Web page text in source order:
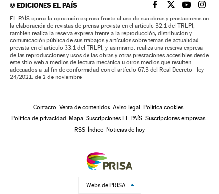
©EDICIONES EL PAÍS EL PAÍS BRASIL EN
EL PAÍSEL PAÍS
EL
EL PAÍS ejerce la oposición expresa frente al uso de sus obras y prestaciones en
la elaboración de revistas de prensa prevista en el artículo 32.1 del TRLPI;
también realiza la reserva expresa frente a la reproducción, distribución y
comunicación pública de sus trabajos y artículos sobre temas de actualidad
prevista en el artículo 33.1 del TRLPI; y, asimismo, realiza una reserva expresa
de las reproducciones y usos de las obras y otras prestaciones accesibles desde
este sitio web a medios de lectura mecánica u otros medios que resulten
adecuados a tal fin de conformidad con el artículo 67.3 del Real Decreto - ley
24/2021, de 2 de noviembre
Contacto Venta de contenidos Aviso legal Política cookies
Política de privacidad Mapa Suscripciones EL PAÍS Suscripciones empresas
RSS Índice Noticias de hoy
Webs de PRISA